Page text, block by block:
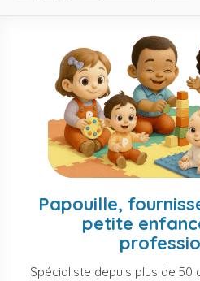
Papouille,
petite
Spécialiste depuis plus de 50